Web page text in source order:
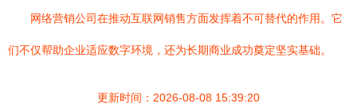
网络营销公司在推动互联网销售方面发挥着不可替代的作用。它
们不仅帮助企业适应数字环境，还为长期商业成功奠定坚实基础。
更新时间：2026-08-08 15:39:20